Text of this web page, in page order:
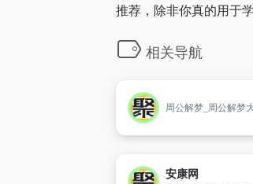
推荐，除非你真的用于
相关导航
安康网